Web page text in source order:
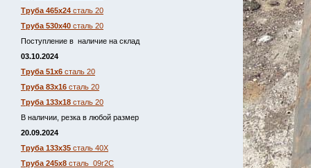
Труба 465х24 сталь 20
Труба 530х40 сталь 20
Поступление в наличие на склад
03.10.2024
Труба 51х6 сталь 20
Труба 83х16 сталь 20
Труба 133х18 сталь 20
В наличии, резка в любой размер
20.09.2024
Труба 133х35 сталь 40Х
Труба 245х8 сталь 09г2С